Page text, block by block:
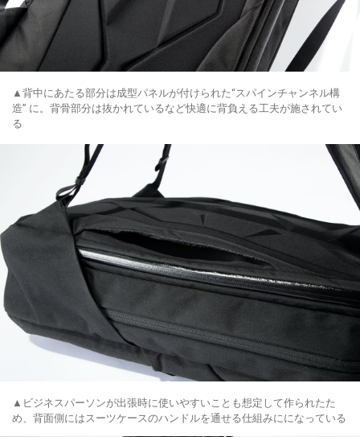
▲背中にあたる部分は成型パネルが付けられた“スパインチャンネル構
造” に。背骨部分は抜かれているなど快適に背負える工夫が施されてい
る
▲ビジネスパーソンが出張時に使いやすいことも想定して作られたた
め、背面側にはスーツケースのハンドルを通せる仕組みにになっている